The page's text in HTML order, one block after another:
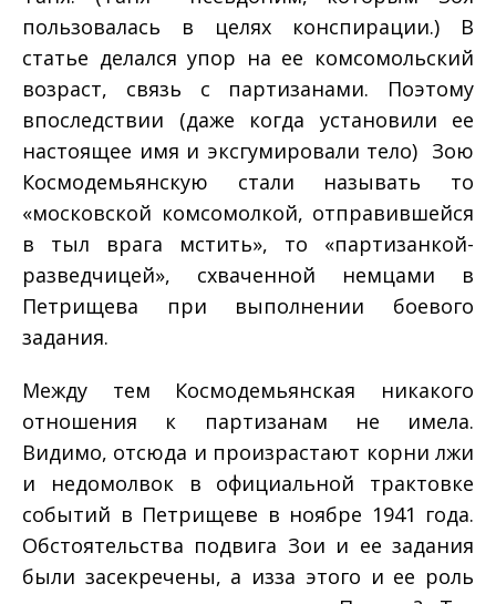
пользовалась в целях конспирации.) В
статье делался упор на ее комсомольский
возраст, связь с партизанами. Поэтому
впоследствии (даже когда установили ее
настоящее имя и эксгумировали тело) Зою
Космодемьянскую стали называть то
«московской комсомолкой, отправившейся
в тыл врага мстить», то «партизанкой­
разведчицей», схваченной немцами в
Петрищева при выполнении боевого
задания.
Между тем Космодемьянская никакого
отношения к партизанам не имела.
Видимо, отсюда и произрастают корни лжи
и недомолвок в официальной трактовке
событий в Петрищеве в ноябре 1941 года.
Обстоятельства подвига Зои и ее задания
были засекречены, а из­за этого и ее роль